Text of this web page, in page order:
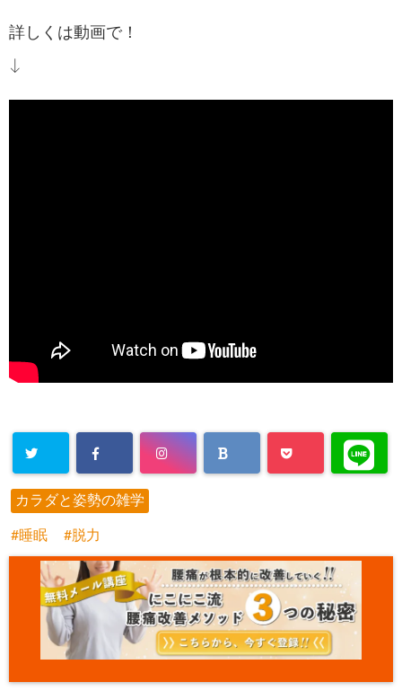
詳しくは動画で！
↓
カラダと姿勢の雑学
睡眠 脱力